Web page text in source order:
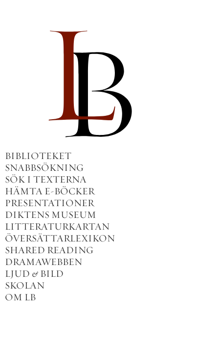
BIBLIOTEKET
SNABBSÖKNING
SÖK I TEXTERNA
HÄMTA E-BÖCKER
PRESENTATIONER
DIKTENS MUSEUM
LITTERATURKARTAN
ÖVERSÄTTARLEXIKON
SHARED READING
DRAMAWEBBEN
LJUD & BILD
SKOLAN
OM LB